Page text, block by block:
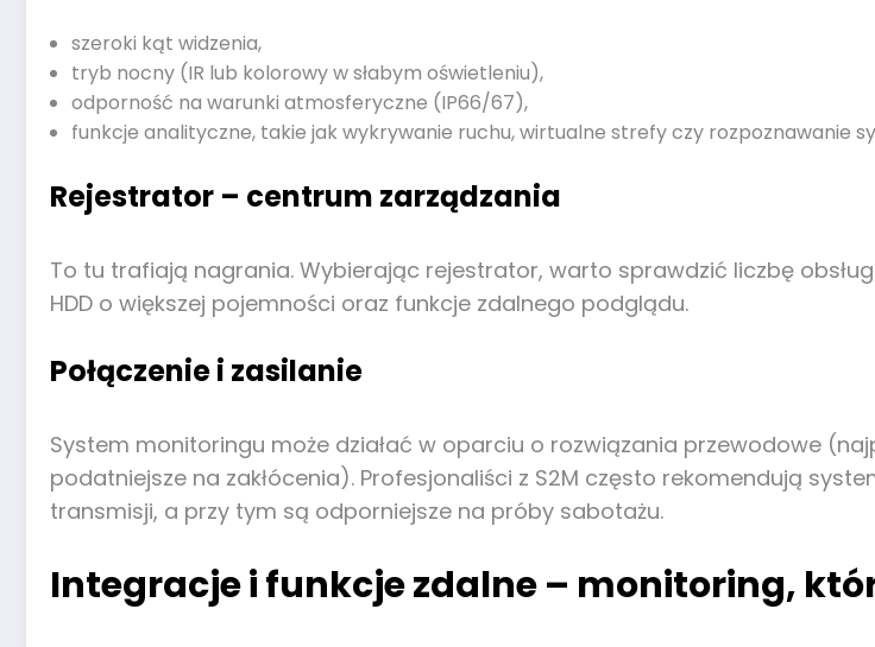
szeroki kąt widzenia,
tryb nocny (IR lub kolorowy w słabym oświetleniu),
odporność na warunki atmosferyczne (IP66/67),
funkcje analityczne, takie jak wykrywanie ruchu, wirtualne strefy czy rozpoznawanie
Rejestrator – centrum zarządzania
To tu trafiają nagrania. Wybierając rejestrator, warto sprawdzić liczbę
HDD o większej pojemności oraz funkcje zdalnego podglądu.
Połączenie i zasilanie
System monitoringu może działać w oparciu o rozwiązania przewodowe
podatniejsze na zakłócenia). Profesjonaliści z S2M często rekomendują
transmisji, a przy tym są odporniejsze na próby sabotażu.
Integracje i funkcje zdalne – monitoring,